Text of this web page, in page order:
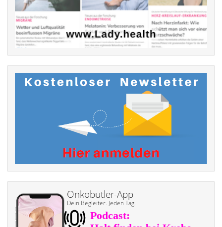
Onkobutler-App
Dein Begleiter. Jeden Tag.